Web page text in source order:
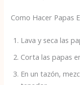
Como Hacer Papas
Lava y seca las
Corta las papas
En un tazón,